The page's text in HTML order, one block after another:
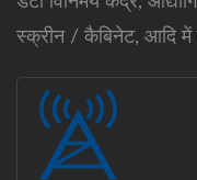
स्क्रीन / कैबिनेट, आदि में